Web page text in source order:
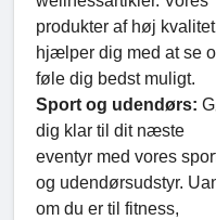
produkter af høj kvalitet
hjælper dig med at se
føle dig bedst muligt.
Sport og udendørs:
dig klar til dit næste
eventyr med vores
og udendørsudstyr.
om du er til fitness,